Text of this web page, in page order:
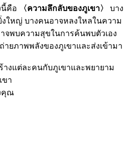
นี้คือ 〈ความลึกลับของภูเขา〉
บาง
ใหญ่ บางคนอาจหลงใหลในความ
จพบความสุขในการค้นพบตัวเอง
ยภาพพลังของภูเขาและส่งเข้ามา
งแต่ละคนกับภูเขาและพยายาม
ขา
คุณ